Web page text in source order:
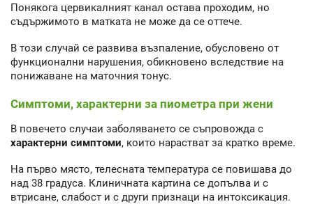
Понякога цервикалният канал остава проходим, но
съдържимото в матката не може да се оттече.
В този случай се развива възпаление, обусловено от
функционални нарушения, обикновено вследствие на
понижаване на маточния тонус.
Симптоми, характерни за пиометра при жени
В повечето случаи заболяването се съпровожда с
характерни симптоми, които нарастват за кратко време.
На първо място, телесната температура се повишава до
над 38 градуса. Клиничната картина се допълва и с
втрисане, слабост и с други признаци на интоксикация.